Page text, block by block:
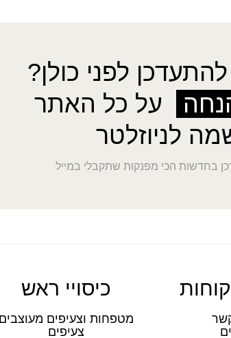
לפני כולן?
על כל האתר
לניוזלטר
בחדשות הכי מפנקות שתקבלי במייל
כיסויי ראש
מטפחות וצעיפים מעוצבים
צעיפים